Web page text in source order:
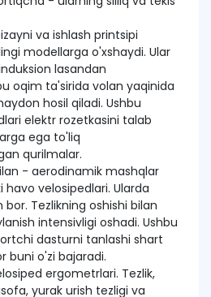
va ishlash printsipi
modellarga o'xshaydi. Ular
lasandan
oqim ta'sirida volan yaqinida
hosil qiladi. Ushbu
elektr rozetkasini talab
ega to'liq
qurilmalar.
- aerodinamik mashqlar
havo velosipedlari. Ularda
Tezlikning oshishi bilan
intensivligi oshadi. Ushbu
dasturni tanlashi shart
buni o'zi bajaradi.
ergometrlari. Tezlik,
yurak urish tezligi va